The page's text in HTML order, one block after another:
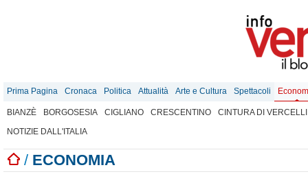
Prima Pagina Cronaca Politica Attualità Arte e Cultura Spettacoli
BIANZÈ BORGOSESIA CIGLIANO CRESCENTINO
CINTURA DI VERCELLI
NOTIZIE DALL'ITALIA
/ ECONOMIA